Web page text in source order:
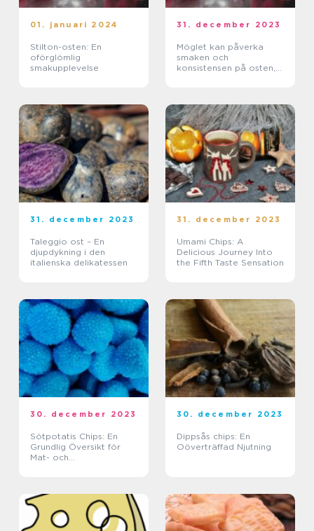
01. januari 2024
Stilton-osten: En
oförglömlig
smakupplevelse
31. december 2023
Möglet kan påverka
smaken och
konsistensen på osten,
finns
31. december 2023
Taleggio ost – En
djupdykning i den
italienska delikatessen
31. december 2023
Umami Chips: A
Delicious Journey Into
the Fifth Taste Sensation
30. december 2023
Sötpotatis Chips: En
Grundlig Översikt för
Mat- och
30. december 2023
Dippsås chips: En
Oöverträffad Njutning